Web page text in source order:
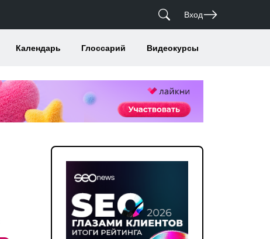
Вход
Календарь Глоссарий Видеокурсы